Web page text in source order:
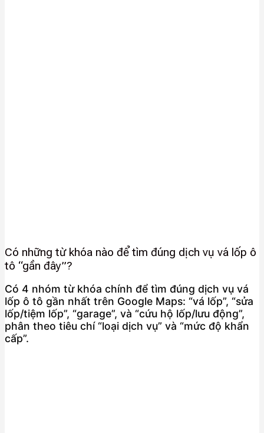
Có những từ khóa nào để tìm đúng dịch vụ vá lốp ô
tô “gần đây”?
Có 4 nhóm từ khóa chính để tìm đúng dịch vụ vá
lốp ô tô gần nhất trên Google Maps: “vá lốp”, “sửa
lốp/tiệm lốp”, “garage”, và “cứu hộ lốp/lưu động”,
phân theo tiêu chí “loại dịch vụ” và “mức độ khẩn
cấp”.